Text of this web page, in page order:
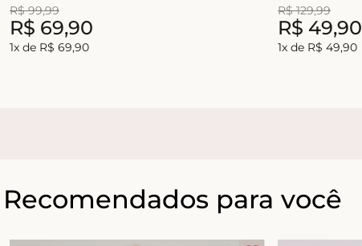
R$ 99,99
R$ 69,90
1x de R$ 69,90
R$ 129,99
R$ 49,90
1x de R$ 49,90
Recomendados para você